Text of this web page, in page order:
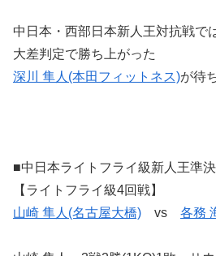
中日本・西部日本新人王対抗戦で
大差判定で勝ち上がった
深川 隼人(本田フィットネス)が待
■中日本ライトフライ級新人王準
【ライトフライ級4回戦】
山崎 隼人(名古屋大橋) vs 各務